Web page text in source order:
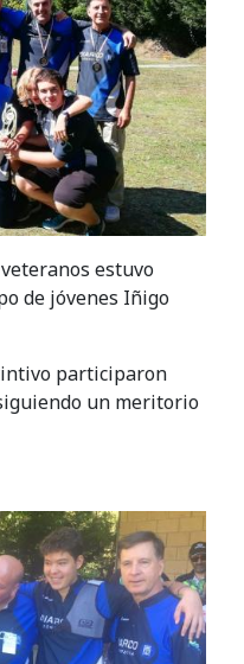
estuvo
de jóvenes Iñigo
participaron
un meritorio